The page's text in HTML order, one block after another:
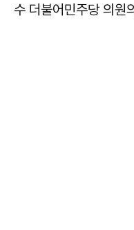
수 더불어민주당 의원